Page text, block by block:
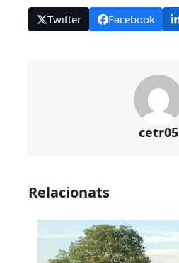
Twitter Facebook
cetr05
Relacionats